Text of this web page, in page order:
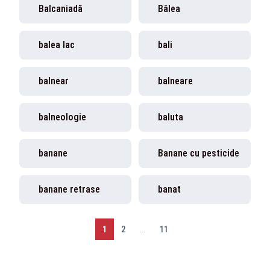
Balcaniadă Bâlea
balea lac bali
balnear balneare
balneologie baluta
banane Banane cu pesticide
banane retrase banat
1 2 11